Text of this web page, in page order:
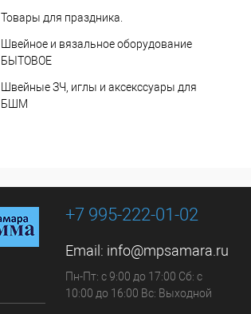
Товары для праздника.
Швейное и вязальное оборудование
БЫТОВОЕ
Швейные ЗЧ, иглы и аксекссуары для
БШМ
+7 995-222-01-02
Email: info@mpsamara.ru
Пн-Пт: с 9:00 до 17:00 Сб: с
10:00 до 16:00 Вс: Выходной